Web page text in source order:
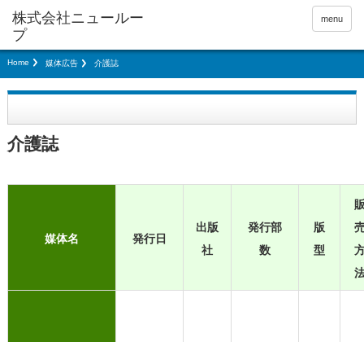
menu
Home 媒体広告 介護誌
介護誌
媒体名 発行日
出版
社
発行部
数
版
型